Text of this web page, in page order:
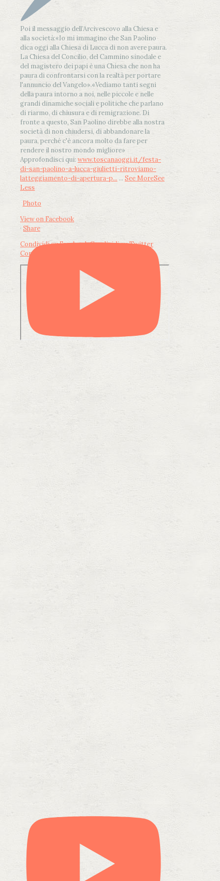
Poi il messaggio dell’Arcivescovo alla Chiesa e
alla società:«Io mi immagino che San Paolino
dica oggi alla Chiesa di Lucca di non avere paura.
La Chiesa del Concilio, del Cammino sinodale e
del magistero dei papi è una Chiesa che non ha
paura di confrontarsi con la realtà per portare
l'annuncio del Vangelo».«Vediamo tanti segni
della paura intorno a noi, nelle piccole e nelle
grandi dinamiche sociali e politiche che parlano
di riarmo, di chiusura e di remigrazione. Di
fronte a questo, San Paolino direbbe alla nostra
società di non chiudersi, di abbandonare la
paura, perché c'è ancora molto da fare per
rendere il nostro mondo migliore»
Approfondisci qui: www.toscanaoggi.it/festa-
di-san-paolino-a-lucca-giulietti-ritroviamo-
latteggiamento-di-apertura-p... ... See MoreSee
Less
Photo
View on Facebook
· Share
Condividi su FacebookCondividi su Twitter
Condividi su LinkedIn